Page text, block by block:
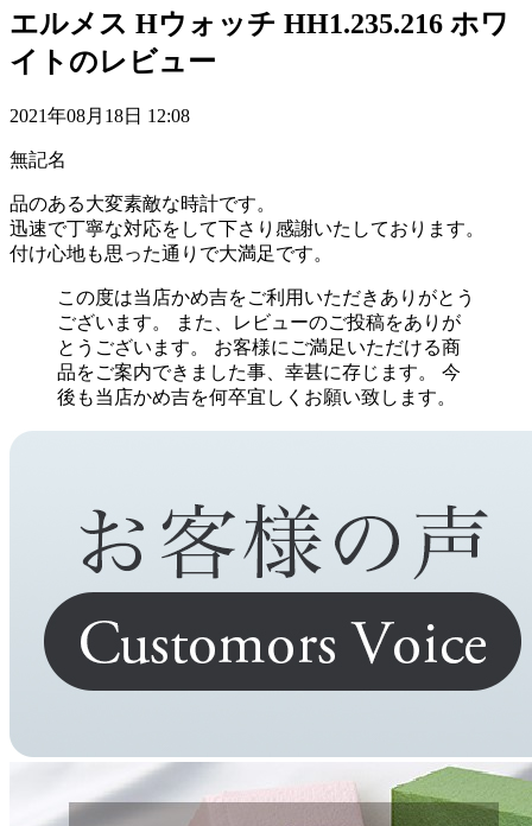
エルメス Hウォッチ HH1.235.216 ホワ
イトのレビュー
2021年08月18日 12:08
無記名
品のある大変素敵な時計です。
迅速で丁寧な対応をして下さり感謝いたしております。
付け心地も思った通りで大満足です。
この度は当店かめ吉をご利用いただきありがとう
ございます。 また、レビューのご投稿をありが
とうございます。 お客様にご満足いただける商
品をご案内できました事、幸甚に存じます。 今
後も当店かめ吉を何卒宜しくお願い致します。